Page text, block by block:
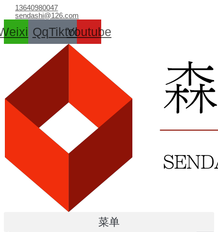
容
13640980047
sendashi@126.com
QqTiktokYoutube
菜单